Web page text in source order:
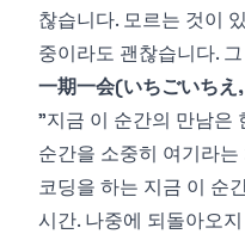
찮습니다. 모르는 것이
중이라도 괜찮습니다.
一期一会(いちごいちえ
"지금 이 순간의 만남은
순간을 소중히 여기라
코딩을 하는 지금 이 순
시간. 나중에 되돌아오